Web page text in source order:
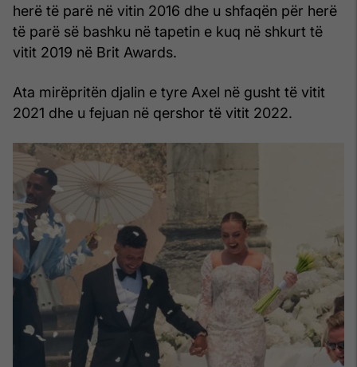
herë të parë në vitin 2016 dhe u shfaqën për herë
të parë së bashku në tapetin e kuq në shkurt të
vitit 2019 në Brit Awards.
Ata mirëpritën djalin e tyre Axel në gusht të vitit
2021 dhe u fejuan në qershor të vitit 2022.